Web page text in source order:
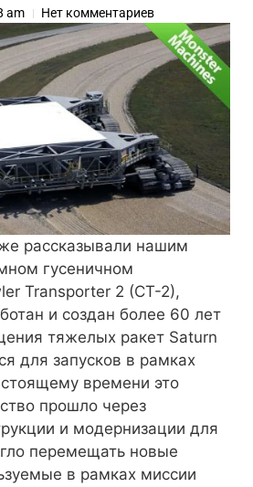
am Нет комментариев
рассказывали нашим
гусеничном
Transporter 2 (CT-2),
и создан более 60 лет
тяжелых ракет Saturn
для запусков в рамках
времени это
прошло через
и модернизации для
перемещать новые
в рамках миссии